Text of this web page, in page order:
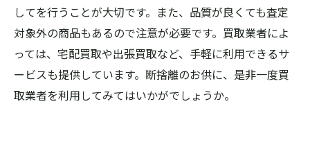
してを行うことが大切です。また、品質が良くても査定
対象外の商品もあるので注意が必要です。買取業者によ
っては、宅配買取や出張買取など、手軽に利用できるサ
ービスも提供しています。断捨離のお供に、是非一度買
取業者を利用してみてはいかがでしょうか。